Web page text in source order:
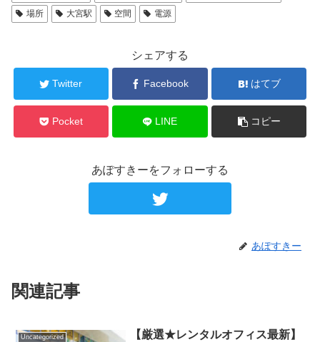
場所
大宮駅 空間 電源
シェアする
Twitter Facebook はてブ
Pocket LINE コピー
あぽすきーをフォローする
あぽすきー
関連記事
Uncategorized
【厳選★レンタルオフィス最新】